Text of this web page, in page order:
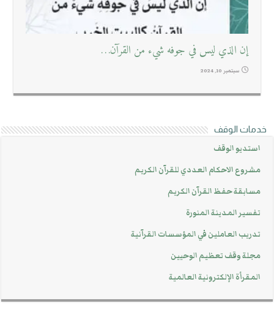
إن الذي ليس في جوفه شيء من القرآن…
سبتمبر 10, 2024
خدمات الوقف
استديو الوقف
مشروع الاحكام العددي للقرآن الكريم
مسابقة حفظ القرآن الكريم
تفسير المدينة المنورة
تدريب العاملين في المؤسسات القرآنية
مجلة وقف تعظيم الوحيين
المقرأة الإلكترونية العالمية